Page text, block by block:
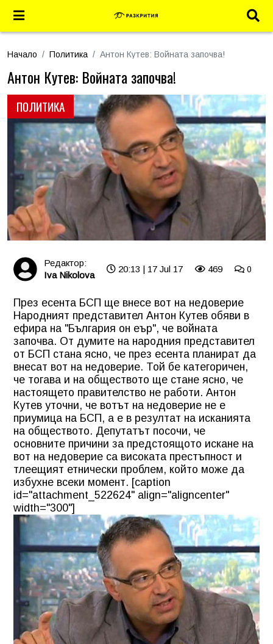
Начало Политика Антон Кутев: Войната започва!
ПОЛИТИКА
Антон Кутев: Войната започва!
Редактор:
Iva Nikolova
20:13 | 17 Jul 17 469 0
През есента БСП ще внесе вот на недоверие
Народният представител Антон Кутев обяви в
ефира на "България он еър", че войната
започва. От думите на народния представител
от БСП стана ясно, че през есента планират да
внесат вот на недоверие. Той бе категоричен,
че тогава и на обществото ще стане ясно, че
настоящето правителство не работи. Антон
Кутев уточни, че вотът на недоверие не е
приумица на БСП, а е в резултат на исканията
на обществото. Депутатът посочи, че
основните причини за предстоящото искане на
вот на недоверие са високата престъпност и
тлеещият етнически проблем, който може да
избухне всеки момент. [caption
id="attachment_522624" align="aligncenter"
width="300"]